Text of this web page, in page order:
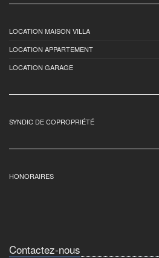
LOCATION MAISON VILLA
LOCATION APPARTEMENT
LOCATION GARAGE
SYNDIC DE COPROPRIÉTÉ
HONORAIRES
Contactez-nous